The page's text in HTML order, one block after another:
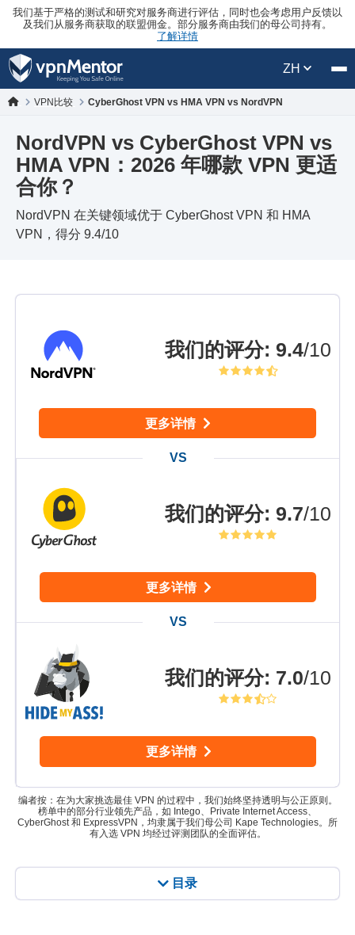
我们基于严格的测试和研究对服务商进行评估，同时也会考虑用户反馈以
及我们从服务商获取的联盟佣金。部分服务商由我们的母公司持有。
了解详情
ZH
VPN比较 CyberGhost VPN vs HMA VPN vs NordVPN
NordVPN vs CyberGhost VPN vs
HMA VPN：2026 年哪款 VPN 更适
合你？
NordVPN 在关键领域优于 CyberGhost VPN 和 HMA
VPN，得分 9.4/10
目录
我们的评分: 9.4/10
更多详情
我们的评分: 9.7/10
更多详情
我们的评分: 7.0/10
更多详情
编者按：在为大家挑选最佳 VPN 的过程中，我们始终坚持透明与公正原则。
榜单中的部分行业领先产品，如 Intego、Private Internet Access、
CyberGhost 和 ExpressVPN，均隶属于我们母公司 Kape Technologies。所
有入选 VPN 均经过评测团队的全面评估。